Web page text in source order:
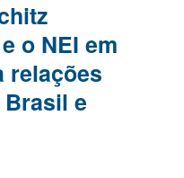
o NEI em
relações
e